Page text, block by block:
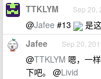
TTKLYM Sep 20,
@Jafee #13 是
Jafee Sep 20,
@TTKLYM 嗯，一
下吧。 @Livid